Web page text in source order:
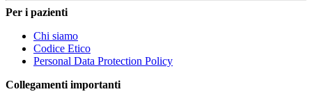
Per i pazienti
Chi siamo
Codice Etico
Personal Data Protection Policy
Collegamenti importanti